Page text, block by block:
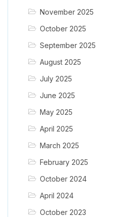
November 2025
October 2025
September 2025
August 2025
July 2025
June 2025
May 2025
April 2025
March 2025
February 2025
October 2024
April 2024
October 2023